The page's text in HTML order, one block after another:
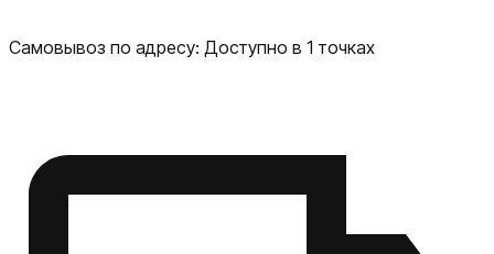
Самовывоз по адресу: Доступно в 1 точках